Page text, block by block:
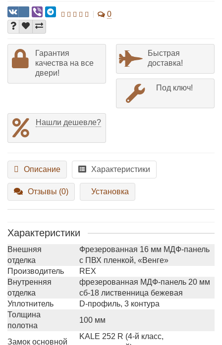
0
Гарантия
качества на все
двери!
Быстрая
доставка!
Под ключ!
Нашли дешевле?
Описание Характеристики
Отзывы (0) Установка
Характеристики
Внешняя
отделка
Фрезерованная 16 мм МДФ-панель
с ПВХ пленкой, «Венге»
Производитель
REX
Внутренняя
отделка
фрезерованная МДФ-панель 20 мм
сб-18 лиственница бежевая
Уплотнитель
D-профиль, 3 контура
Толщина
полотна
100 мм
Замок основной
KALE 252 R (4-й класс,